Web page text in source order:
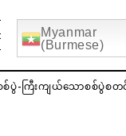
က် ဘွဲ့ရအသစ်များ ခေါ်
Myanmar
(Burmese)
ပွဲ-ကြီးကျယ်သောစစ်ပွဲစတ